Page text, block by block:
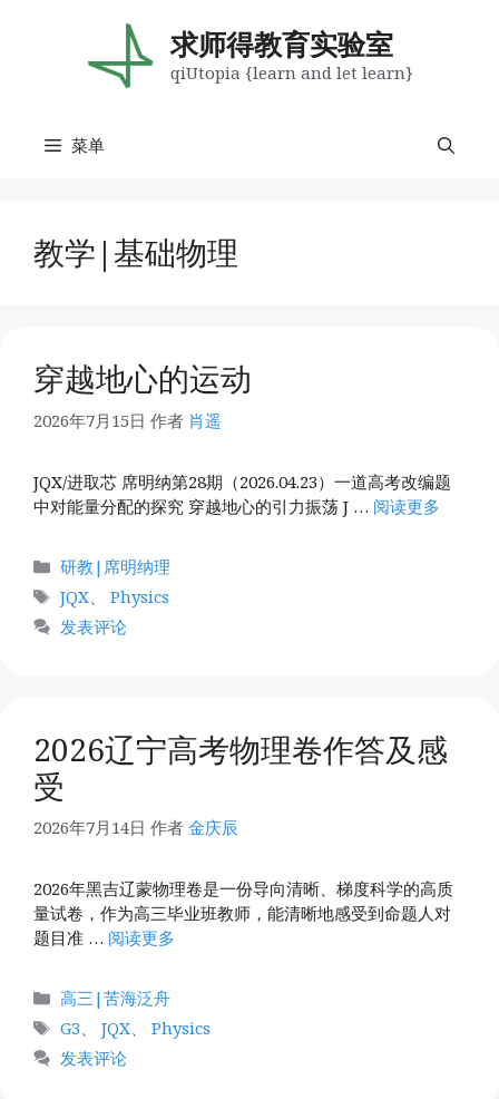
求师得教育实验室
qiUtopia {learn and let learn}
菜单
教学|基础物理
穿越地心的运动
2026年7月15日 作者 肖遥
JQX/进取芯 席明纳第28期（2026.04.23）一道高考改编题
中对能量分配的探究 穿越地心的引力振荡 J … 阅读更多
分
类
研教|席明纳理
标
签
JQX
Physics
发表评论
2026辽宁高考物理卷作答及感
受
2026年7月14日 作者 金庆辰
2026年黑吉辽蒙物理卷是一份导向清晰、梯度科学的高质
量试卷，作为高三毕业班教师，能清晰地感受到命题人对
题目准 … 阅读更多
分
类
高三|苦海泛舟
标
签
G3、 JQX、 Physics
发表评论